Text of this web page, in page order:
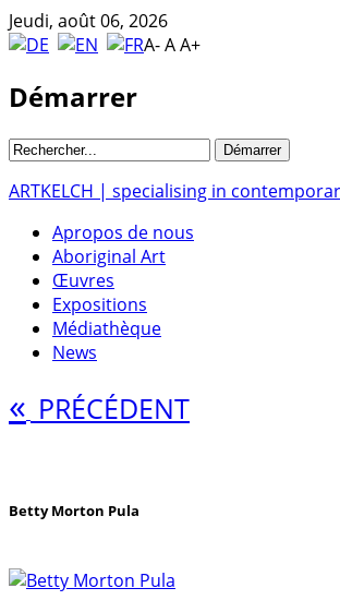
Jeudi, août 06, 2026
A-AA+
Démarrer
ARTKELCH | specialising in
Apropos de nous
Aboriginal Art
Œuvres
Expositions
Médiathèque
News
« PRÉCÉDENT
Betty Morton Pula